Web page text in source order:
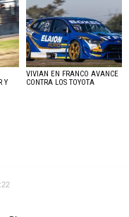
Y
VIVIAN EN FRANCO AVANCE
CONTRA LOS TOYOTA